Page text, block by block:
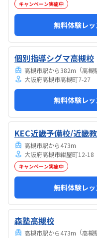
キャンペーン実施中
無料体験レ
個別指導シグマ高槻校
高槻市駅から382m （高槻
大阪府高槻市高槻町7-27
無料体験レ
KEC近畿予備校/近畿
高槻市駅から473m
大阪府高槻市紺屋町12-18
キャンペーン実施中
無料体験レ
森塾高槻校
高槻市駅から473m （高槻